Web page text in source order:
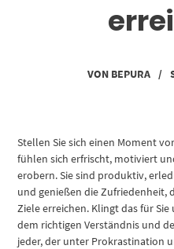
VON BEPURA /
Stellen Sie sich einen Moment
fühlen sich erfrischt, motiviert
erobern. Sie sind produktiv,
und genießen die Zufriedenheit,
Ziele erreichen. Klingt das für
dem richtigen Verständnis und
jeder, der unter Prokrastination